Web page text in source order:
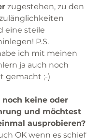
zugestehen, zu den
eine steile
P.S.
ich mit meinen
ja auch noch
gemacht ;-)
keine oder
und möchtest
ausprobieren?
OK wenn es schief